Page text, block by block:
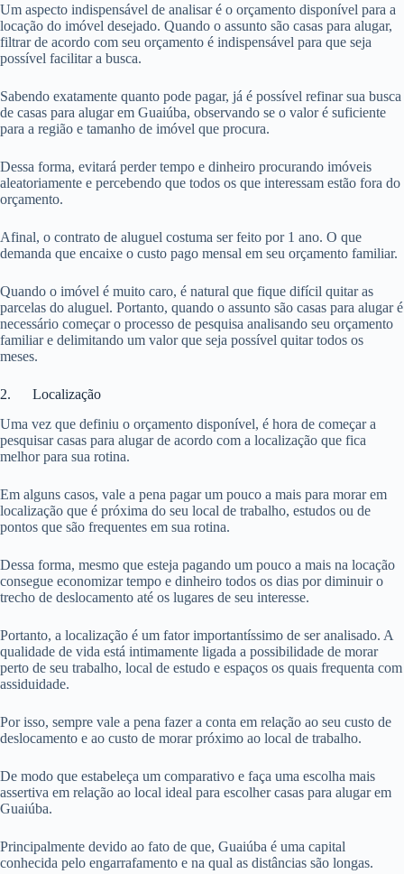
Um aspecto indispensável de analisar é o orçamento disponível para a
locação do imóvel desejado. Quando o assunto são casas para alugar,
filtrar de acordo com seu orçamento é indispensável para que seja
possível facilitar a busca.
Sabendo exatamente quanto pode pagar, já é possível refinar sua busca
de casas para alugar em Guaiúba, observando se o valor é suficiente
para a região e tamanho de imóvel que procura.
Dessa forma, evitará perder tempo e dinheiro procurando imóveis
aleatoriamente e percebendo que todos os que interessam estão fora do
orçamento.
Afinal, o contrato de aluguel costuma ser feito por 1 ano. O que
demanda que encaixe o custo pago mensal em seu orçamento familiar.
Quando o imóvel é muito caro, é natural que fique difícil quitar as
parcelas do aluguel. Portanto, quando o assunto são casas para alugar é
necessário começar o processo de pesquisa analisando seu orçamento
familiar e delimitando um valor que seja possível quitar todos os
meses.
2. Localização
Uma vez que definiu o orçamento disponível, é hora de começar a
pesquisar casas para alugar de acordo com a localização que fica
melhor para sua rotina.
Em alguns casos, vale a pena pagar um pouco a mais para morar em
localização que é próxima do seu local de trabalho, estudos ou de
pontos que são frequentes em sua rotina.
Dessa forma, mesmo que esteja pagando um pouco a mais na locação
consegue economizar tempo e dinheiro todos os dias por diminuir o
trecho de deslocamento até os lugares de seu interesse.
Portanto, a localização é um fator importantíssimo de ser analisado. A
qualidade de vida está intimamente ligada a possibilidade de morar
perto de seu trabalho, local de estudo e espaços os quais frequenta com
assiduidade.
Por isso, sempre vale a pena fazer a conta em relação ao seu custo de
deslocamento e ao custo de morar próximo ao local de trabalho.
De modo que estabeleça um comparativo e faça uma escolha mais
assertiva em relação ao local ideal para escolher casas para alugar em
Guaiúba.
Principalmente devido ao fato de que, Guaiúba é uma capital
conhecida pelo engarrafamento e na qual as distâncias são longas.